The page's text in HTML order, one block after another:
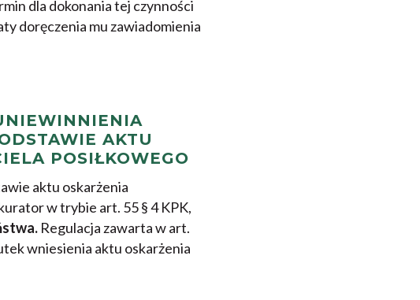
dla dokonania tej czynności
doręczenia mu zawiadomienia
AKTU
POSIŁKOWEGO
aktu oskarżenia
w trybie art. 55 § 4 KPK,
Regulacja zawarta w art.
wniesienia aktu oskarżenia